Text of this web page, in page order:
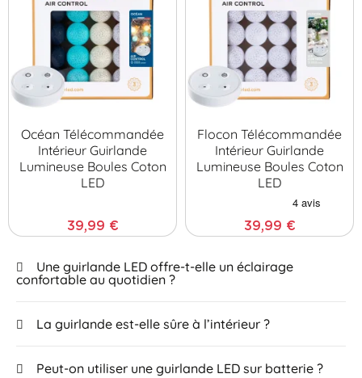
Océan Télécommandée
Intérieur Guirlande
Lumineuse Boules Coton
LED
39,99 €
Flocon Télécommandée
Intérieur Guirlande
Lumineuse Boules Coton
LED
39,99 €
Une guirlande LED offre-t-elle un éclairage
confortable au quotidien ?
La guirlande est-elle sûre à l’intérieur ?
Peut-on utiliser une guirlande LED sur batterie ?